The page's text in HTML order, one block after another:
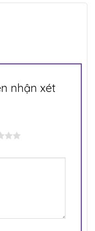
nhận xét